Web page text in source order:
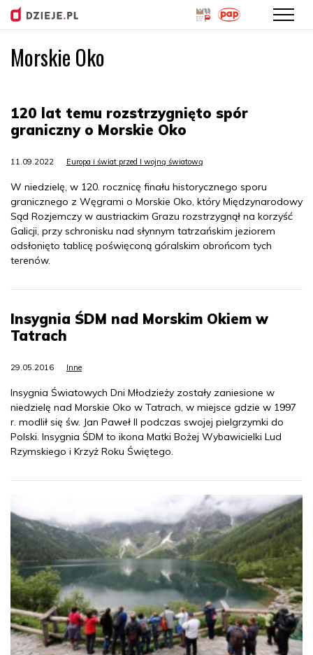
Morskie Oko
120 lat temu rozstrzygnięto spór
graniczny o Morskie Oko
11.09.2022 Europa i świat przed I wojną światową
W niedzielę, w 120. rocznicę finału historycznego sporu
granicznego z Węgrami o Morskie Oko, który Międzynarodowy
Sąd Rozjemczy w austriackim Grazu rozstrzygnął na korzyść
Galicji, przy schronisku nad słynnym tatrzańskim jeziorem
odsłonięto tablicę poświęconą góralskim obrońcom tych
terenów.
Insygnia ŚDM nad Morskim Okiem w
Tatrach
29.05.2016 Inne
Insygnia Światowych Dni Młodzieży zostały zaniesione w
niedzielę nad Morskie Oko w Tatrach, w miejsce gdzie w 1997
r. modlił się św. Jan Paweł II podczas swojej pielgrzymki do
Polski. Insygnia ŚDM to ikona Matki Bożej Wybawicielki Lud
Rzymskiego i Krzyż Roku Świętego.